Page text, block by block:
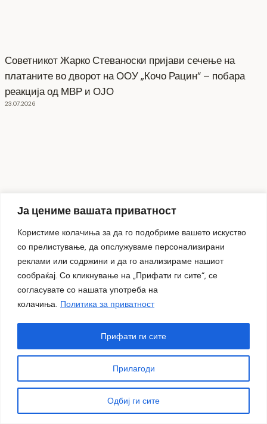
Ја цениме вашата приватност
Користиме колачиња за да го подобриме вашето искуство
со прелистување, да опслужуваме персонализирани
реклами или содржини и да го анализираме нашиот
сообраќај. Со кликнување на „Прифати ги сите“, се
согласувате со нашата употреба на
колачиња. Политика за приватност
Прилагоди
Одбиј ги сите
Прифати ги сите
Советникот Жарко Стеваноски пријави сечење на
платаните во дворот на ООУ „Кочо Рацин“ – побара
реакција од МВР и ОЈО
23.07.2026
Над 6.000 литри флаширана вода од Прилеп
испратени како помош за Гостивар
23.07.2026
Култура